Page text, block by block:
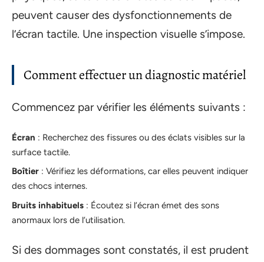
peuvent causer des dysfonctionnements de
l’écran tactile. Une inspection visuelle s’impose.
Comment effectuer un diagnostic matériel
Commencez par vérifier les éléments suivants :
Écran : Recherchez des fissures ou des éclats visibles sur la
surface tactile.
Boîtier : Vérifiez les déformations, car elles peuvent indiquer
des chocs internes.
Bruits inhabituels : Écoutez si l’écran émet des sons
anormaux lors de l’utilisation.
Si des dommages sont constatés, il est prudent